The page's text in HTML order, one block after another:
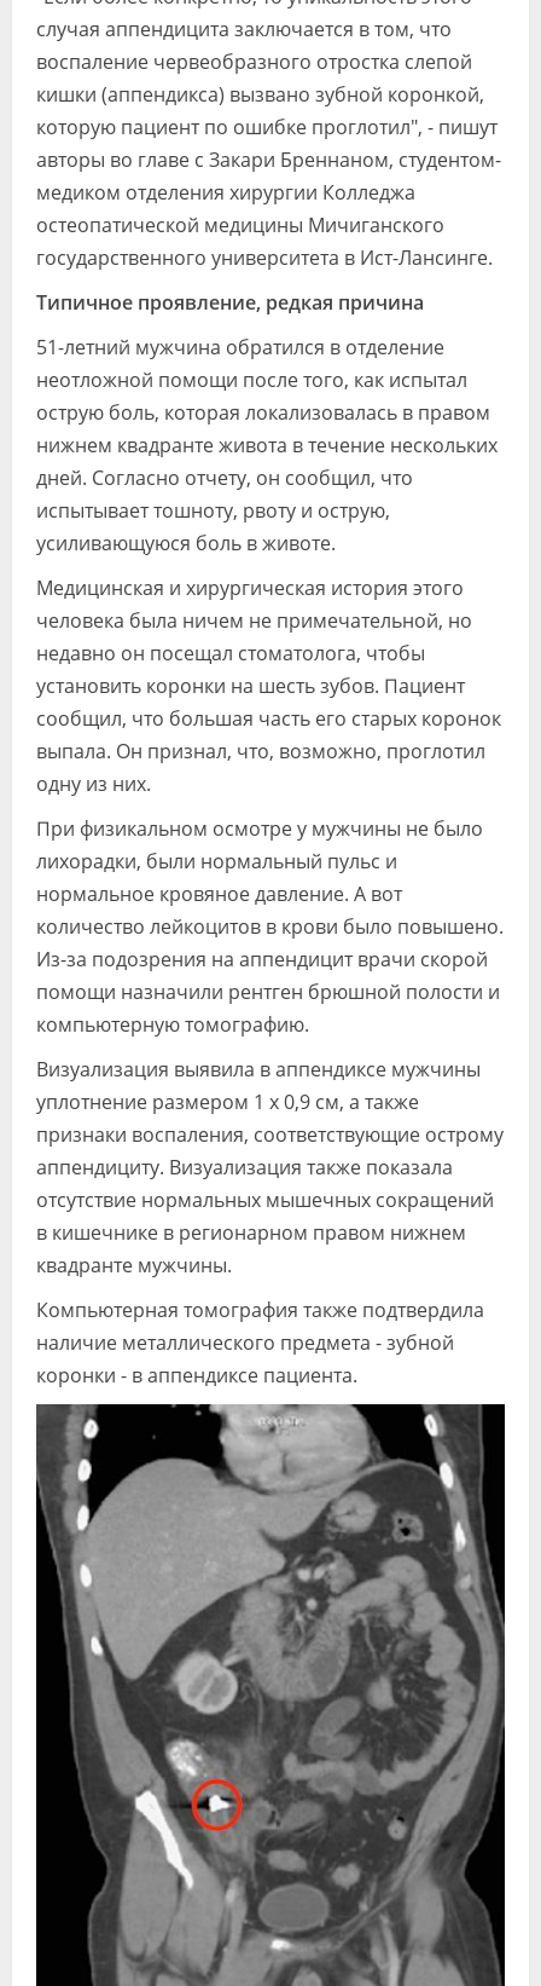
случая аппендицита заключается в том, что
воспаление червеобразного отростка слепой
кишки (аппендикса) вызвано зубной коронкой,
которую пациент по ошибке проглотил", - пишут
авторы во главе с Закари Бреннаном, студентом-
медиком отделения хирургии Колледжа
остеопатической медицины Мичиганского
государственного университета в Ист-Лансинге.
Типичное проявление, редкая причина
51-летний мужчина обратился в отделение
неотложной помощи после того, как испытал
острую боль, которая локализовалась в правом
нижнем квадранте живота в течение нескольких
дней. Согласно отчету, он сообщил, что
испытывает тошноту, рвоту и острую,
усиливающуюся боль в животе.
Медицинская и хирургическая история этого
человека была ничем не примечательной, но
недавно он посещал стоматолога, чтобы
установить коронки на шесть зубов. Пациент
сообщил, что большая часть его старых коронок
выпала. Он признал, что, возможно, проглотил
одну из них.
При физикальном осмотре у мужчины не было
лихорадки, были нормальный пульс и
нормальное кровяное давление. А вот
количество лейкоцитов в крови было повышено.
Из-за подозрения на аппендицит врачи скорой
помощи назначили рентген брюшной полости и
компьютерную томографию.
Визуализация выявила в аппендиксе мужчины
уплотнение размером 1 х 0,9 см, а также
признаки воспаления, соответствующие острому
аппендициту. Визуализация также показала
отсутствие нормальных мышечных сокращений
в кишечнике в регионарном правом нижнем
квадранте мужчины.
Компьютерная томография также подтвердила
наличие металлического предмета - зубной
коронки - в аппендиксе пациента.